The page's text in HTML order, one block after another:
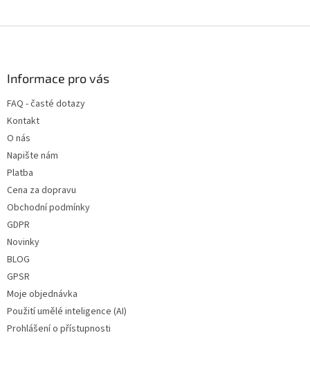
Informace pro vás
FAQ - časté dotazy
Kontakt
O nás
Napište nám
Platba
Cena za dopravu
Obchodní podmínky
GDPR
Novinky
BLOG
GPSR
Moje objednávka
Použití umělé inteligence (AI)
Prohlášení o přístupnosti